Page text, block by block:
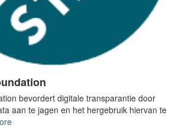
bevordert digitale transparantie door
aan te jagen en het hergebruik hiervan te